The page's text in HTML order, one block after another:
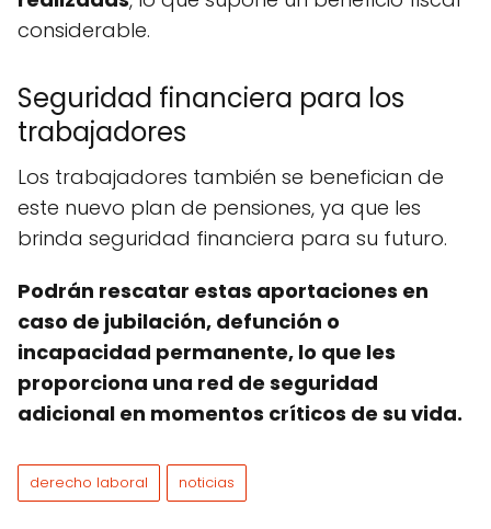
considerable.
Seguridad financiera para los
trabajadores
Los trabajadores también se benefician de
este nuevo plan de pensiones, ya que les
brinda seguridad financiera para su futuro.
Podrán rescatar estas aportaciones en
caso de jubilación, defunción o
incapacidad permanente, lo que les
proporciona una red de seguridad
adicional en momentos críticos de su vida.
derecho laboral noticias